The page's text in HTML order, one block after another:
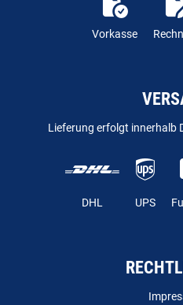
Vorkasse
Lieferung erfolgt innerhalb
DHL UPS